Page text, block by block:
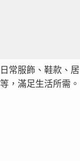
日常服飾、鞋款、
等，滿足生活所需。